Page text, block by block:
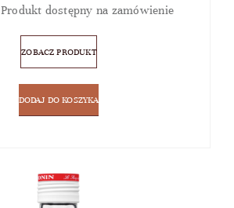
Produkt dostępny na zamówienie
ZOBACZ PRODUKT
DODAJ DO KOSZYKA